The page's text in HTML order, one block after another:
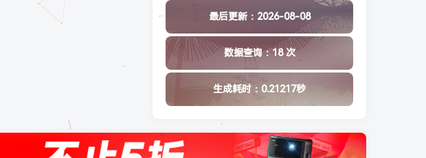
最后更新：2026-08-08
数据查询：18 次
生成耗时：0.21217秒